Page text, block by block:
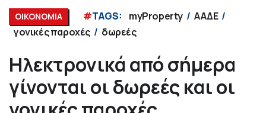
ΟΙΚΟΝΟΜΙΑ #TAGS: myProperty
ΑΑΔΕ
γονικές παροχές
δωρεές
Ηλεκτρονικά από σήμερα
γίνονται οι δωρεές και οι